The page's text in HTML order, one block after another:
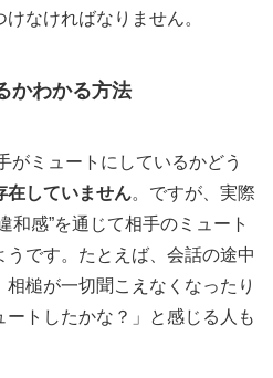
なければなりません。
かわかる方法
がミュートにしているかどう
在していません。ですが、実際
和感”を通じて相手のミュート
です。たとえば、会話の途中
槌が一切聞こえなくなったり
ートしたかな？」と感じる人も